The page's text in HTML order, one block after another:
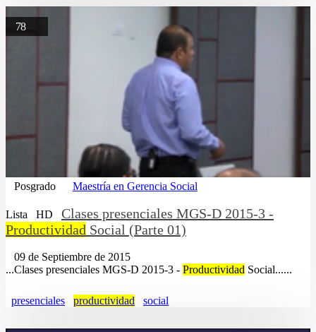
78
Posgrado Maestría en Gerencia Social
Lista HD
Clases presenciales MGS-D 2015-3 -
Productividad Social (Parte 01)
09 de Septiembre de 2015
...Clases presenciales MGS-D 2015-3 - Productividad Social......
presenciales productividad social